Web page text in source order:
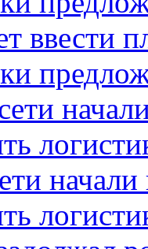
ввести
начали